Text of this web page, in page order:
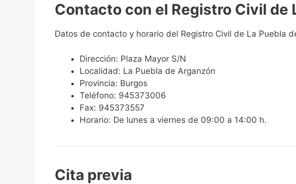
Contacto con el Registro Civil de
Datos de contacto y horario del Registro Civil de La Puebla
Dirección: Plaza Mayor S/N
Localidad: La Puebla de Arganzón
Provincia: Burgos
Teléfono: 945373006
Fax: 945373557
Horario: De lunes a viernes de 09:00 a 14:00 h.
Cita previa